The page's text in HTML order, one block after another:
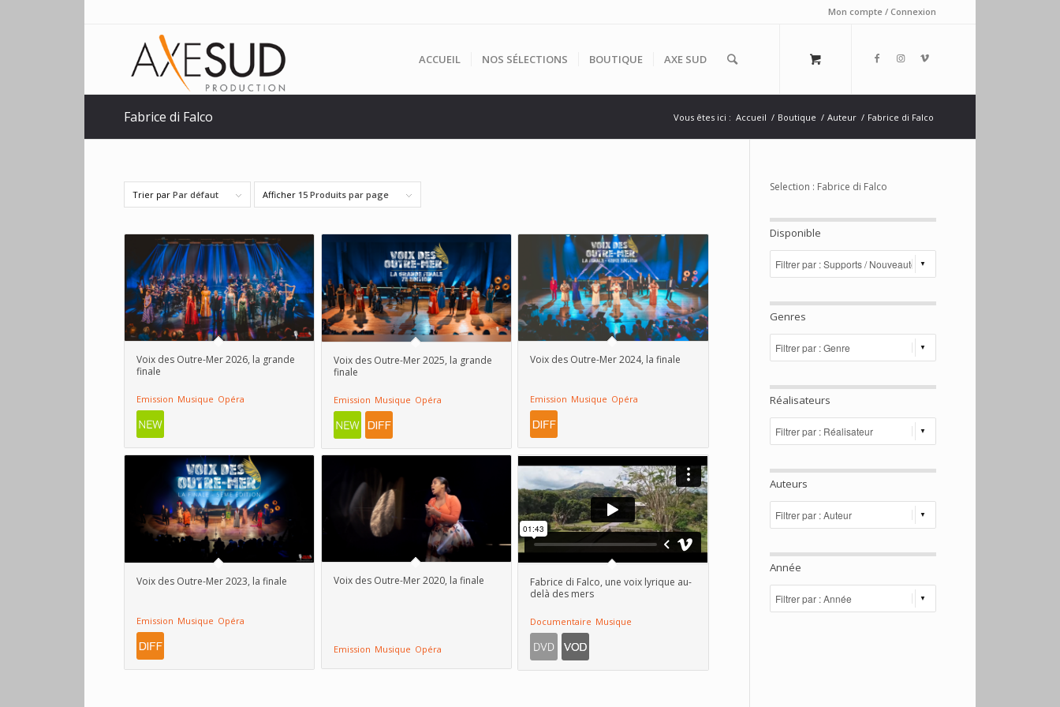
Mon compte / Connexion
ACCUEIL NOS SÉLECTIONS BOUTIQUE AXE SUD
Fabrice di Falco Vous êtes ici : Accueil / Boutique / Auteur / Fabrice di Falco
Trier par Par défaut Afficher 15 Produits par page
Voix des Outre-Mer 2026, la grande
finale
Emission Musique Opéra
Voix des Outre-Mer 2025, la grande
finale
Emission Musique Opéra
Voix des Outre-Mer 2024, la finale
Emission Musique Opéra
Voix des Outre-Mer 2023, la finale
Emission Musique Opéra
Voix des Outre-Mer 2020, la finale
Emission Musique Opéra
Fabrice di Falco, une voix lyrique au-
delà des mers
Documentaire Musique
Selection : Fabrice di Falco
Disponible
Genres
Réalisateurs
Auteurs
Année